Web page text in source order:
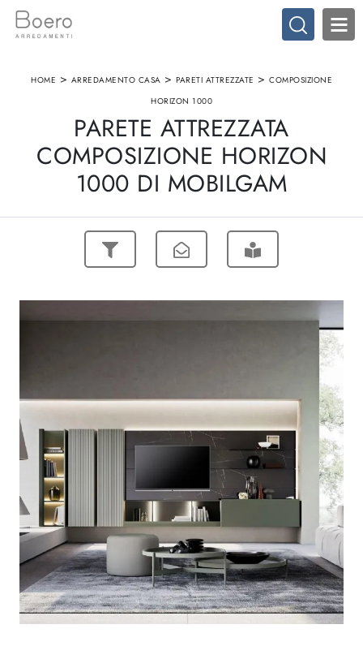
HOME > ARREDAMENTO CASA > PARETI ATTREZZATE > COMPOSIZIONE
HORIZON 1000
PARETE ATTREZZATA
COMPOSIZIONE HORIZON
1000 DI MOBILGAM